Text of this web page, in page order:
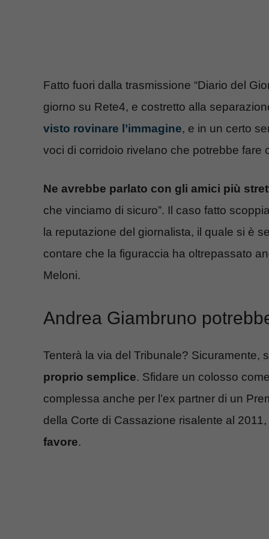
Fatto fuori dalla trasmissione “Diario del
giorno su Rete4, e costretto alla
visto rovinare l’immagine, e in un certo
voci di corridoio rivelano che potrebbe fare
Ne avrebbe parlato con gli amici più
che vinciamo di sicuro”. Il caso fatto
la reputazione del giornalista, il quale si è
contare che la figuraccia ha oltrepassato
Meloni.
Andrea Giambruno
Tenterà la via del Tribunale? Sicuramente,
proprio semplice. Sfidare un colosso
complessa anche per l’ex partner di un
della Corte di Cassazione risalente al 2011,
favore.